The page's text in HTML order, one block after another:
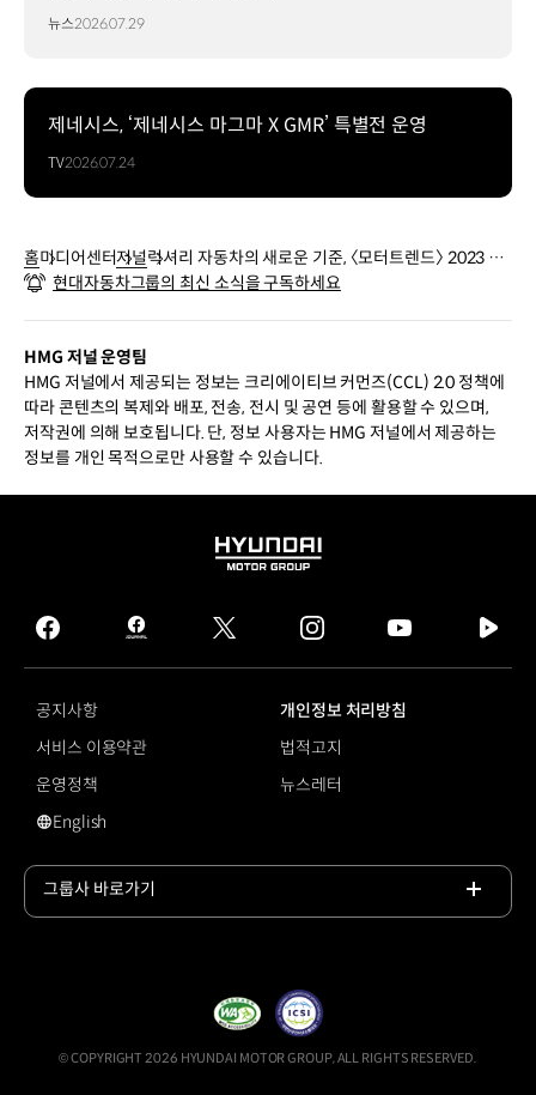
뉴스2026.07.29
제네시스, ‘제네시스 마그마 X GMR’ 특별전 운영
TV2026.07.24
홈미디어센터저널럭셔리 자동차의 새로운 기준, 〈모터트렌드〉 2023 올
해의 차 제네시스 G90
현대자동차그룹의 최신 소식을 구독하세요
HMG 저널 운영팀
HMG 저널에서 제공되는 정보는 크리에이티브 커먼즈(CCL) 2.0 정책에
따라 콘텐츠의 복제와 배포, 전송, 전시 및 공연 등에 활용할 수 있으며,
저작권에 의해 보호됩니다. 단, 정보 사용자는 HMG 저널에서 제공하는
정보를 개인 목적으로만 사용할 수 있습니다.
HYUNDAI
GROUP
facebook
hmg
journal
twitter instagram
tv
공지사항
개인정보 처리방침
서비스 이용약관
법적고지
운영정책
뉴스레터
영문 사이트로 이동
English
그룹사 바로가기
© COPYRIGHT 2026 HYUNDAI MOTOR GROUP, ALL RIGHTS RESERVED.